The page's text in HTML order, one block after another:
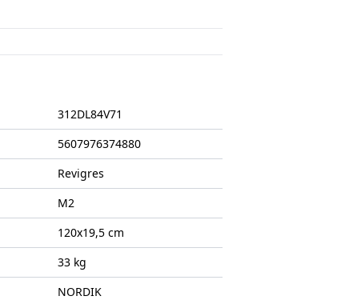
312DL84V71
5607976374880
Revigres
M2
120x19,5cm
33 kg
NORDIK